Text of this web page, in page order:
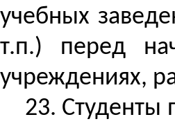
учебных
т.п.) перед
учреждениях,
23. Студенты